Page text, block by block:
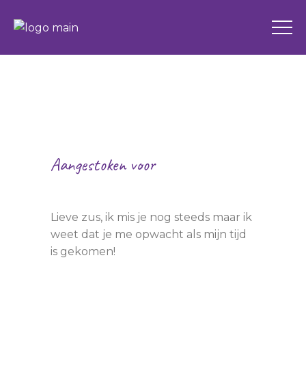
Aangestoken voor
Lieve zus, ik mis je nog steeds maar ik
weet dat je me opwacht als mijn tijd
is gekomen!